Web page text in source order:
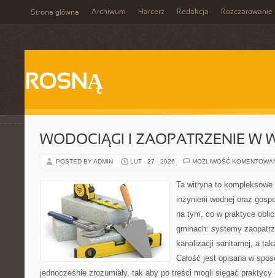
Strona główna Archiwum Harcerz Redakcja Rozczarowanie
ROSNĄ
WODOCIĄGI I ZAOPATRZENIE W
POSTED BY ADMIN LUT - 27 - 2026 MOŻLIWOŚĆ
Ta witryna to
inżynierii wodnej oraz
na tym, co w praktyce
gminach: systemy
kanalizacji sanitarnej, a
Całość jest opisana w
jednocześnie zrozumiały, tak aby po treści mogli sięgać